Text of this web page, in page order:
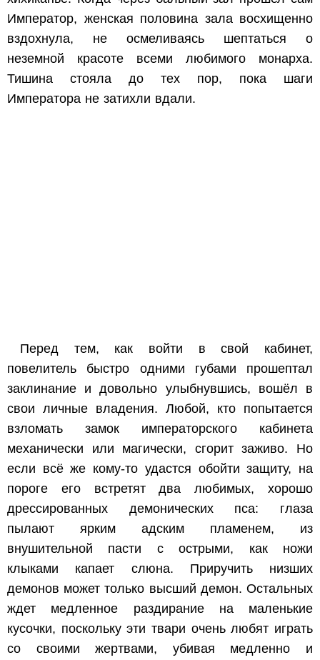
Император, женская половина зала восхищенно
вздохнула, не осмеливаясь шептаться о
неземной красоте всеми любимого монарха.
Тишина стояла до тех пор, пока шаги
Императора не затихли вдали.
Перед тем, как войти в свой кабинет,
повелитель быстро одними губами прошептал
заклинание и довольно улыбнувшись, вошёл в
свои личные владения. Любой, кто попытается
взломать замок императорского кабинета
механически или магически, сгорит заживо. Но
если всё же кому-то удастся обойти защиту, на
пороге его встретят два любимых, хорошо
дрессированных демонических пса: глаза
пылают ярким адским пламенем, из
внушительной пасти с острыми, как ножи
клыками капает слюна. Приручить низших
демонов может только высший демон. Остальных
ждет медленное раздирание на маленькие
кусочки, поскольку эти твари очень любят играть
со своими жертвами, убивая медленно и